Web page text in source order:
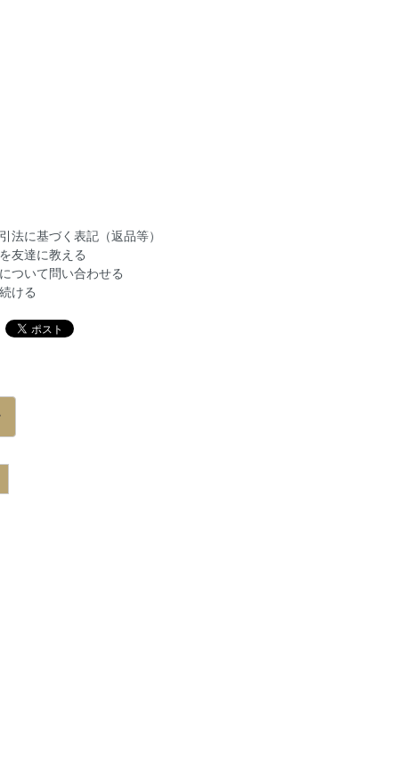
法に基づく表記（返品等）
友達に教える
ついて問い合わせる
ける